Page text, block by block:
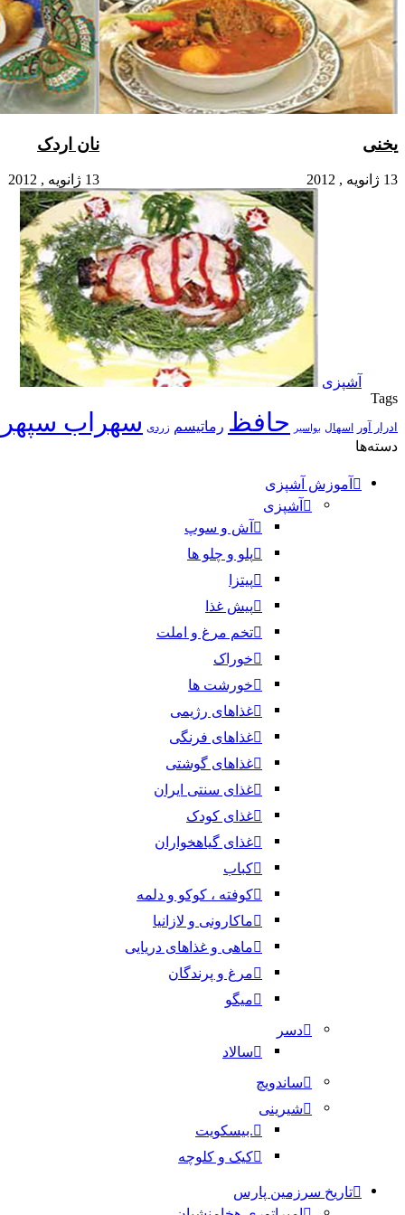
یخنی
13 ژانویه , 2012
نان اردک
13 ژانویه , 2012
آشپزی
Tags
ادرار آور اسهال بواسیر حافظ رماتیسم زردی سهراب
دسته‌ها
آموزش آشپزی
آشپزی
آش و سوپ
پلو و چلو ها
پیتزا
پیش غذا
تخم مرغ و املت
خوراک
خورشت ها
غذاهای رژیمی
غذاهای فرنگی
غذاهای گوشتی
غذای سنتی ایران
غذای کودک
غذای گیاهخواران
کباب
کوفته ، کوکو و دلمه
ماکارونی و لازانیا
ماهی و غذاهای دریایی
مرغ و پرندگان
میگو
دسر
سالاد
ساندویچ
شیرینی
.بیسکویت
کیک و کلوچه
تاریخ سرزمین پارس